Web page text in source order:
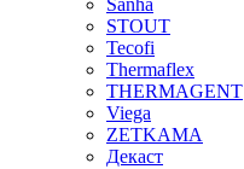
STOUT
Tecofi
Thermaflex
THERMAGENT
Viega
ZETKAMA
Декаст